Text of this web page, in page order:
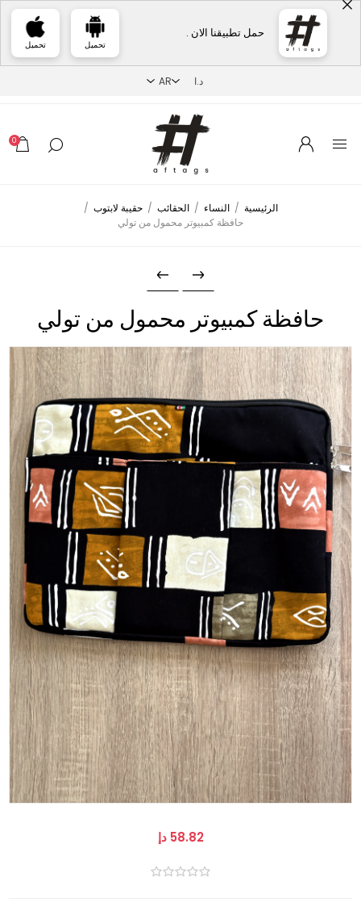
حمل تطبيقنا الان .
تحميل تحميل
0
الرئيسية / النساء / الحقائب / حقيبة لابتوب /
حافظة كمبيوتر محمول من تولي
حافظة كمبيوتر محمول من تولي
58.82 دإ